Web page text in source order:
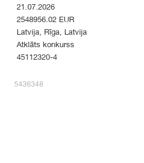
21.07.2026
2548956.02 EUR
Latvija, Rīga, Latvija
Atklāts konkurss
45112320-4
5436348